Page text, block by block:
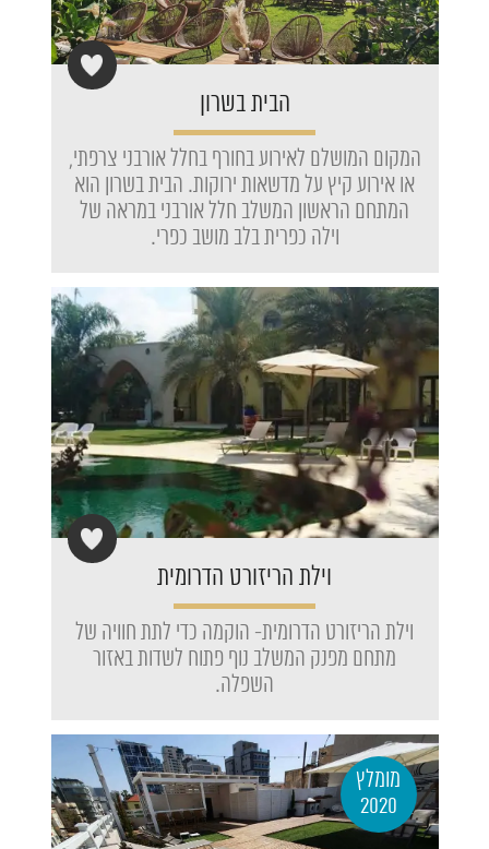
הבית בשרון
המקום המושלם לאירוע בחורף בחלל אורבני צרפתי,
או אירוע קיץ על מדשאות ירוקות. הבית בשרון הוא
המתחם הראשון המשלב חלל אורבני במראה של
וילה כפרית בלב מושב כפרי.
וילת הריזורט הדרומית
וילת הריזורט הדרומית- הוקמה כדי לתת חוויה של
מתחם מפנק המשלב נוף פתוח לשדות באזור
השפלה.
מומלץ
2020